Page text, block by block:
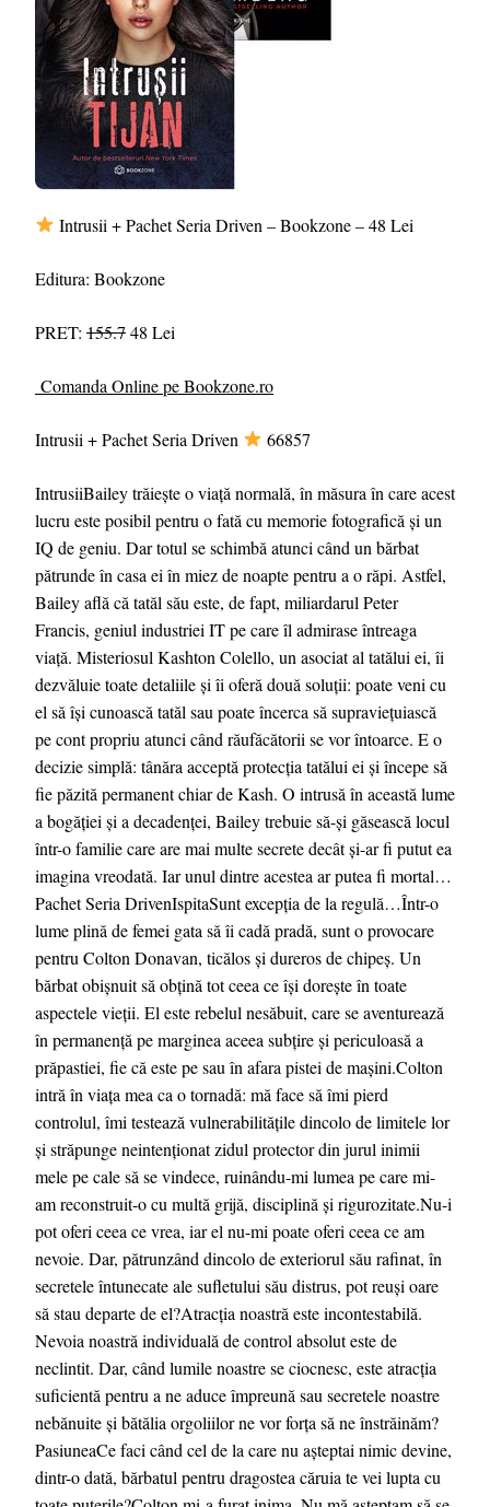
Intrusii + Pachet Seria Driven – Bookzone – 48 Lei
Editura: Bookzone
PRET: 155.748 Lei
Comanda Online pe Bookzone.ro
Intrusii + Pachet Seria Driven 66857
IntrusiiBailey trăiește o viață normală, în măsura în care acest
lucru este posibil pentru o fată cu memorie fotografică și un
IQ de geniu. Dar totul se schimbă atunci când un bărbat
pătrunde în casa ei în miez de noapte pentru a o răpi. Astfel,
Bailey află că tatăl său este, de fapt, miliardarul Peter
Francis, geniul industriei IT pe care îl admirase întreaga
viață. Misteriosul Kashton Colello, un asociat al tatălui ei, îi
dezvăluie toate detaliile și îi oferă două soluții: poate veni cu
el să își cunoască tatăl sau poate încerca să supraviețuiască
pe cont propriu atunci când răufăcătorii se vor întoarce. E o
decizie simplă: tânăra acceptă protecția tatălui ei și începe să
fie păzită permanent chiar de Kash. O intrusă în această lume
a bogăției și a decadenței, Bailey trebuie să-și găsească locul
într-o familie care are mai multe secrete decât și-ar fi putut ea
imagina vreodată. Iar unul dintre acestea ar putea fi mortal…
Pachet Seria DrivenIspitaSunt excepția de la regulă…Într-o
lume plină de femei gata să îi cadă pradă, sunt o provocare
pentru Colton Donavan, ticălos și dureros de chipeș. Un
bărbat obișnuit să obțină tot ceea ce își dorește în toate
aspectele vieții. El este rebelul nesăbuit, care se aventurează
în permanență pe marginea aceea subțire și periculoasă a
prăpastiei, fie că este pe sau în afara pistei de mașini.Colton
intră în viața mea ca o tornadă: mă face să îmi pierd
controlul, îmi testează vulnerabilitățile dincolo de limitele lor
și străpunge neintenționat zidul protector din jurul inimii
mele pe cale să se vindece, ruinându-mi lumea pe care mi-
am reconstruit-o cu multă grijă, disciplină și rigurozitate.Nu-i
pot oferi ceea ce vrea, iar el nu-mi poate oferi ceea ce am
nevoie. Dar, pătrunzând dincolo de exteriorul său rafinat, în
secretele întunecate ale sufletului său distrus, pot reuși oare
să stau departe de el?Atracţia noastră este incontestabilă.
Nevoia noastră individuală de control absolut este de
neclintit. Dar, când lumile noastre se ciocnesc, este atracţia
suficientă pentru a ne aduce împreună sau secretele noastre
nebănuite și bătălia orgoliilor ne vor forța să ne înstrăinăm?
PasiuneaCe faci când cel de la care nu așteptai nimic devine,
dintr-o dată, bărbatul pentru dragostea căruia te vei lupta cu